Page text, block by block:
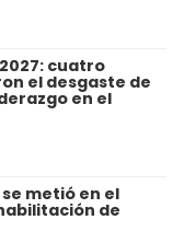
cuatro
el desgaste de
en el
metió en el
de